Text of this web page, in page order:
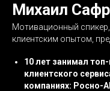
Михаил
Мотивационный
клиентским опытом,
10 лет занимал
клиентского
компаниях: Росно-